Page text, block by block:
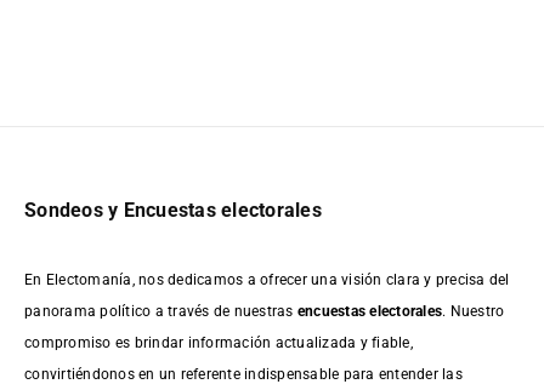
Sondeos y Encuestas electorales
En Electomanía, nos dedicamos a ofrecer una visión clara y precisa del
panorama político a través de nuestras encuestas electorales. Nuestro
compromiso es brindar información actualizada y fiable,
convirtiéndonos en un referente indispensable para entender las